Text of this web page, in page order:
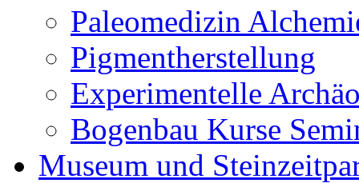
Paleomedizin
Pigmentherstellung
Experimentelle
Bogenbau Kurse
Museum und